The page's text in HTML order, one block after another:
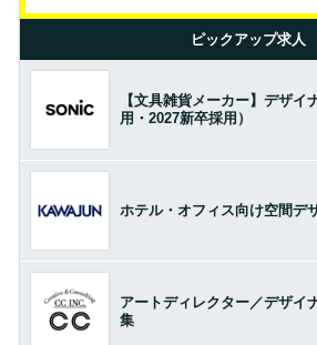
ピックアップ求人
【文具雑貨メーカー】デザイ
用・2027新卒採用）
ホテル・オフィス向け空間デ
アートディレクター／デザイ
集